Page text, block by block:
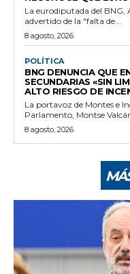
La eurodiputada del BNG,
advertido de la "falta de...
8 agosto, 2026
POLÍTICA
BNG DENUNCIA QUE
SECUNDARIAS «SIN
ALTO RIESGO DE
La portavoz de Montes e
Parlamento, Montse
8 agosto, 2026